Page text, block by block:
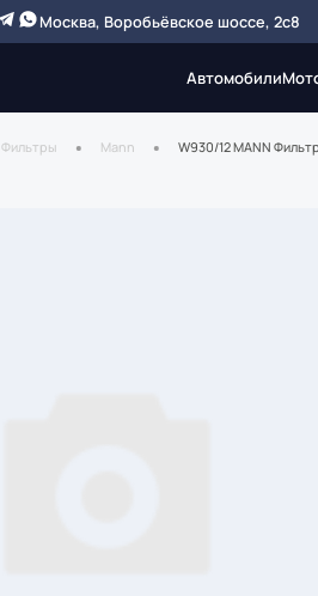
Москва, Воробьёвское шоссе, 2с8
Автомобили
Фильтры Mann W930/12 MANN